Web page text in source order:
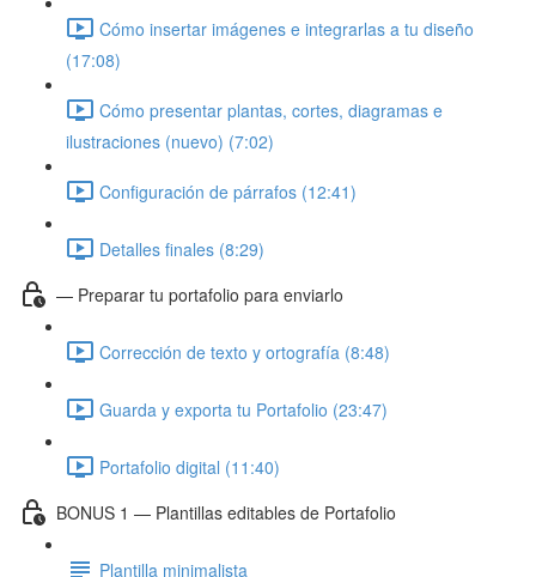
Cómo insertar imágenes e integrarlas a tu diseño
(17:08)
Cómo presentar plantas, cortes, diagramas e
ilustraciones (nuevo) (7:02)
Configuración de párrafos (12:41)
Detalles finales (8:29)
— Preparar tu portafolio para enviarlo
Corrección de texto y ortografía (8:48)
Guarda y exporta tu Portafolio (23:47)
Portafolio digital (11:40)
BONUS 1 — Plantillas editables de Portafolio
Plantilla minimalista